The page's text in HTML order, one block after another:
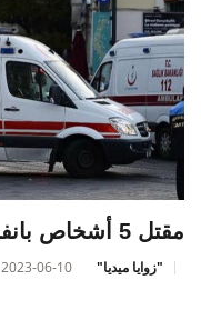
مقتل 5 أشخاص بانفجار مصنع للصواريخ في تركيا
"زوايا ميديا" 2023-06-10